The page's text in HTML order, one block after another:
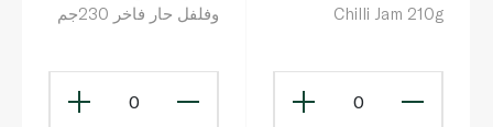
Chilli Jam 210g
0
وفلفل حار فاخر 230جم
0